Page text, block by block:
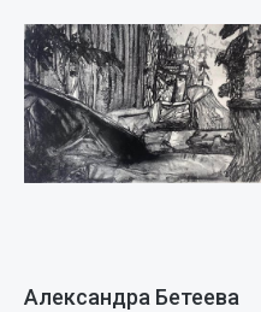
Александра Бетеева